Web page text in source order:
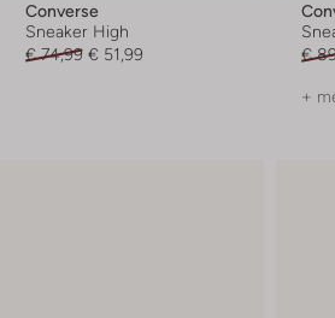
Converse
Sneaker High
€ 74,99 € 51,99
€
+